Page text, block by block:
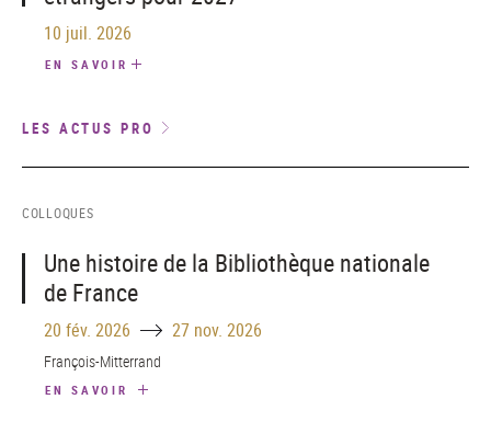
10 juil. 2026
EN SAVOIR
LES ACTUS PRO
COLLOQUES
Une histoire de la Bibliothèque nationale
de France
20 fév. 2026 Until 27 nov. 2026
François-Mitterrand
EN SAVOIR